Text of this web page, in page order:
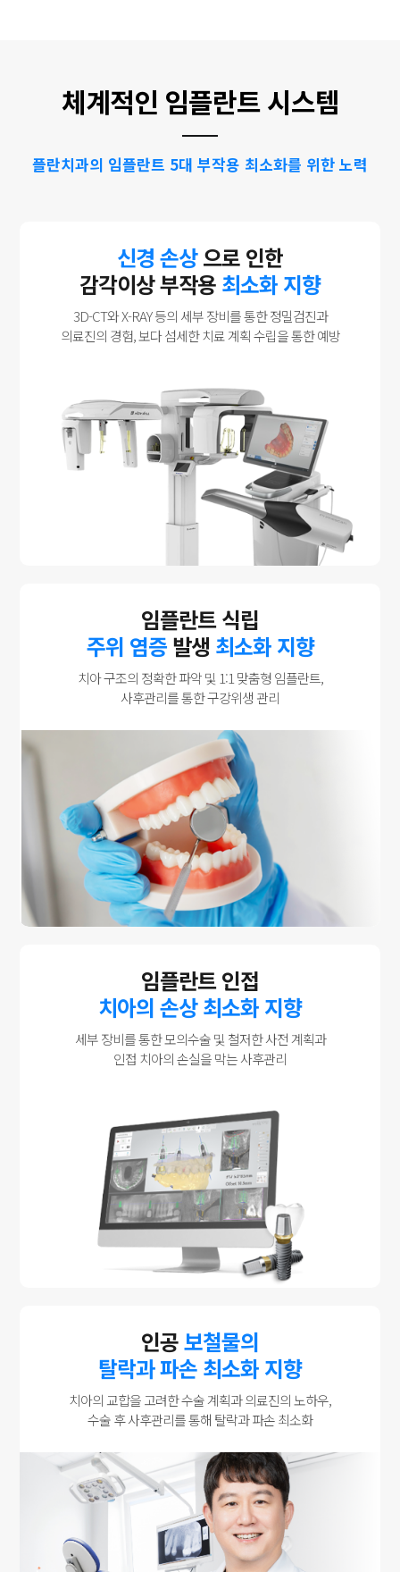
체계적인 임플란트 시스템
플란치과의 임플란트 5대 부작용 최소화를 위한 노력
신경 손상으로 인한
감각이상 부작용 최소화 지향
3D-CT와 X-RAY 등의 세부 장비를 통한 정밀검진과
의료진의 경험, 보다 섬세한 치료 계획 수립을 통한 예방
임플란트 식립
주위 염증 발생 최소화 지향
치아 구조의 정확한 파악 및 1:1 맞춤형 임플란트,
사후관리를 통한 구강위생 관리
임플란트 인접
치아의 손상 최소화 지향
세부 장비를 통한 모의수술 및 철저한 사전 계획과
인접 치아의 손실을 막는 사후관리
인공보철물의
탈락과 파손 최소화 지향
치아의 교합을 고려한 수술 계획과 의료진의 노하우,
수술 후 사후관리를 통해 탈락과 파손 최소화